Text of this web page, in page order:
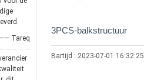
Tareq
3PCS-balkstructuur
Bartijd : 2023-07-01 16:32:25